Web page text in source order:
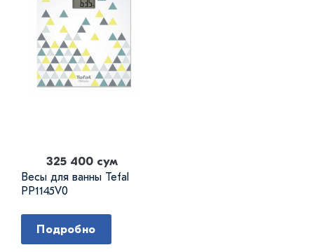
325 400 сум
Весы для ванны Tefal
PP1145V0
Подробно